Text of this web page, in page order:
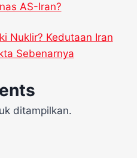
AS-Iran?
Nuklir? Kedutaan Iran
Sebenarnya
ditampilkan.